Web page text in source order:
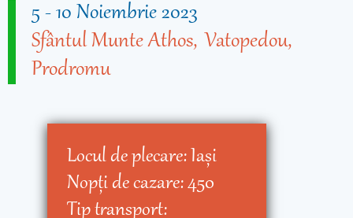
5 -10 Noiembrie 2023
Sfântul Munte Athos Vatopedou
Prodromu
Locul de plecare:Iaşi
Nopţi de cazare:450
Tip transport: